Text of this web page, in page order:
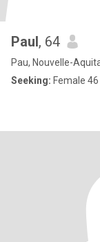
Paul, 64
Pau, Nouvelle-
Seeking: Female